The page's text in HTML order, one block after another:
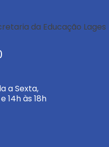
a Sexta,
14h às 18h